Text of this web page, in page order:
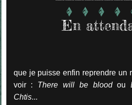
En
que je puisse enfin reprendre un
voir : There will be bloodou
Chtis...